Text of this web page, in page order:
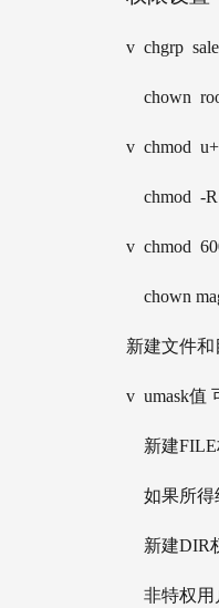
v  chgrp
chown
v  chmod
chmod  -
v  chmod
chown
新建文件
v  umask
新建FILE
如果所得
新建DIR
非特权用